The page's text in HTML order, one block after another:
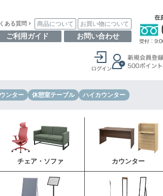
ある質問 商品について お買い物について
ご利用ガイド お問い合わせ
ンター 休憩室テーブル ハイカウンター
チェア・ソファ カウンター